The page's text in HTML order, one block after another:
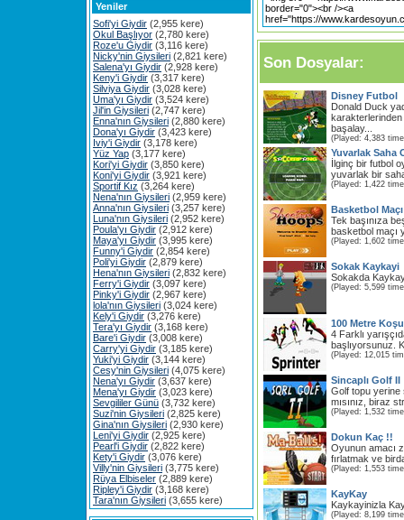
Yeniler
Sofi'yi Giydir (2,955 kere)
Okul Başlıyor (2,780 kere)
Roze'u Giydir (3,116 kere)
Nicky'nin Giysileri (2,821 kere)
Salena'yı Giydir (2,928 kere)
Keny'i Giydir (3,317 kere)
Silviya Giydir (3,028 kere)
Uma'yı Giydir (3,524 kere)
Jil'in Giysileri (2,747 kere)
Enna'nın Giysileri (2,880 kere)
Dona'yı Giydir (3,423 kere)
Iviy'i Giydir (3,178 kere)
Yüz Yap (3,177 kere)
Kori'yi Giydir (3,850 kere)
Koni'yi Giydir (3,921 kere)
Sportif Kız (3,264 kere)
Nena'nın Giysileri (2,959 kere)
Anna'nın Giysileri (3,257 kere)
Luna'nın Giysileri (2,952 kere)
Poula'yı Giydir (2,912 kere)
Maya'yı Giydir (3,995 kere)
Funny'i Giydir (2,854 kere)
Poli'yi Giydir (2,879 kere)
Hena'nın Giysileri (2,832 kere)
Ferry'i Giydir (3,097 kere)
Pinky'i Giydir (2,967 kere)
lola'nın Giysileri (3,024 kere)
Kely'i Giydir (3,276 kere)
Tera'yı Giydir (3,168 kere)
Bare'i Giydir (3,008 kere)
Carry'yi Giydir (3,185 kere)
Yuki'yi Giydir (3,144 kere)
Cesy'nin Giysileri (4,075 kere)
Nena'yı Giydir (3,637 kere)
Mena'yı Giydir (3,023 kere)
Sevgililer Günü (3,732 kere)
Suzi'nin Giysileri (2,825 kere)
Gina'nın Giysileri (2,930 kere)
Leni'yi Giydir (2,925 kere)
Pearl'i Giydir (2,822 kere)
Kety'i Giydir (3,076 kere)
Villy'nin Giysileri (3,775 kere)
Rüya Elbiseler (2,889 kere)
Ripley'i Giydir (3,168 kere)
Tara'nın Giysileri (3,655 kere)
Son Dosyalar:
Disney Futbol
Donald Duck
başalay...
(Played: 4,383
Yuvarlak Saha
İlginç bir futbol
yuvarlak bir
(Played: 1,422
Basketbol Maçı
Tek başınıza
basketbol maçı
(Played: 1,602
Sokak Kaykayi
Sokakda
(Played: 5,599
100 Metre
4 Farklı
başlıyorsunuz.
(Played: 12,015
Sincaplı Golf II
Golf topu yerine
mısınız, biraz
(Played: 1,532
Dokun Kaç !!
Oyunun amacı
fırlatmak ve
(Played: 1,553
KayKay
Kaykayinizla
(Played: 8,199